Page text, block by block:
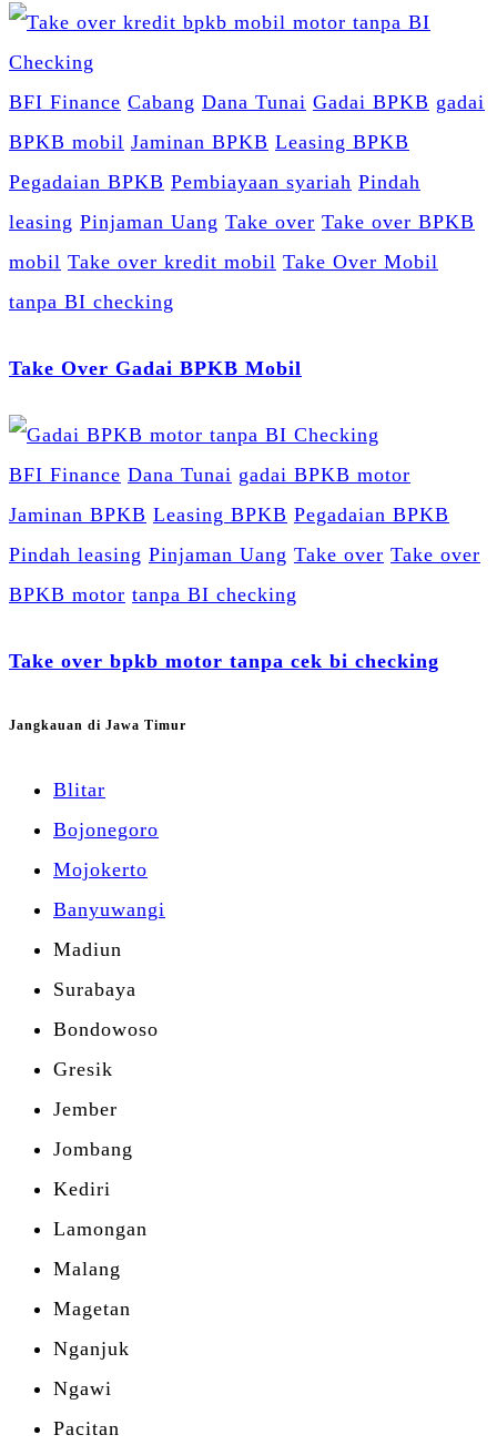
BFI Finance Cabang Dana Tunai Gadai BPKB gadai
BPKB mobil Jaminan BPKB Leasing BPKB
Pegadaian BPKB Pembiayaan syariah Pindah
leasing Pinjaman Uang Take over Take over BPKB
mobil Take over kredit mobil Take Over Mobil
tanpa BI checking
Take Over Gadai BPKB Mobil
BFI Finance Dana Tunai gadai BPKB motor
Jaminan BPKB Leasing BPKB Pegadaian BPKB
Pindah leasing Pinjaman Uang Take over Take over
BPKB motor tanpa BI checking
Take over bpkb motor tanpa cek bi checking
Jangkauan di Jawa Timur
Blitar
Bojonegoro
Mojokerto
Banyuwangi
Madiun
Surabaya
Bondowoso
Gresik
Jember
Jombang
Kediri
Lamongan
Malang
Magetan
Nganjuk
Ngawi
Pacitan